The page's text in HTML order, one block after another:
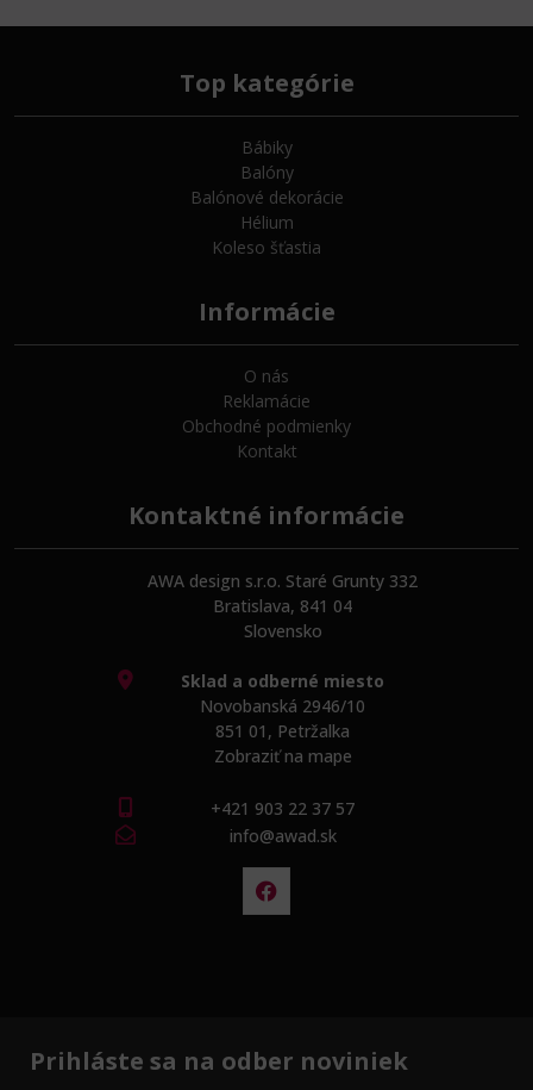
Top kategórie
Bábiky
Balóny
Balónové dekorácie
Hélium
Koleso šťastia
Informácie
O nás
Reklamácie
Obchodné podmienky
Kontakt
Kontaktné informácie
AWA design s.r.o. Staré Grunty 332
Bratislava, 841 04
Slovensko
Sklad a odberné miesto
Novobanská 2946/10
851 01, Petržalka
Zobraziť na mape
+421 903 22 37 57
info@awad.sk
Prihláste sa na odber noviniek